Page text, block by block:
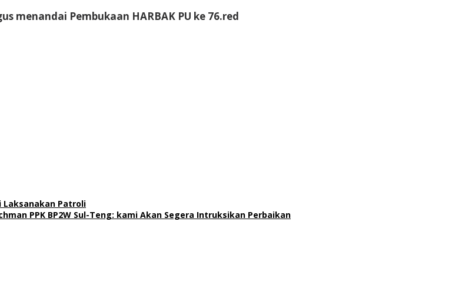
menandai Pembukaan HARBAK PU ke 76.red
Laksanakan Patroli
PPK BP2W Sul-Teng: kami Akan Segera Intruksikan Perbaikan